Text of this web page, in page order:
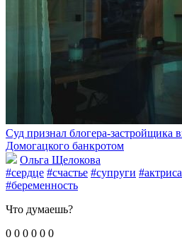
Суд признал блогера-застройщика
Домогацкого банкротом
Ольга Щелокова
#сердце #счастье #супруги #актриса
#беременность
Что думаешь?
0 0 0 0 0 0